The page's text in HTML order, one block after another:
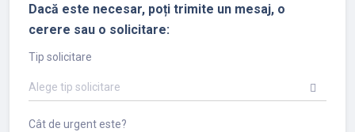
Dacă este necesar, poți trimite un mesaj, o
cerere sau o solicitare:
Tip solicitare
Alege tip solicitare
Cât de urgent este?